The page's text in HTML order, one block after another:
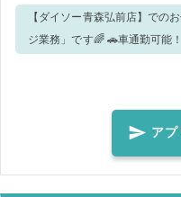
【ダイソー青森弘前店】での
ジ業務」です🌈 🚗車通勤可能！ お店の空いているスペースへお停めく
ともございますので、予めご了承ください。
ば、周りのスタッフに聞いて
と楽しみにしております🌸
ア